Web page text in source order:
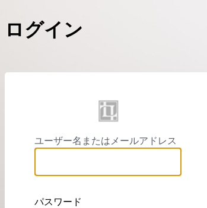
ログイン
ユーザー名またはメールアドレス
パスワード